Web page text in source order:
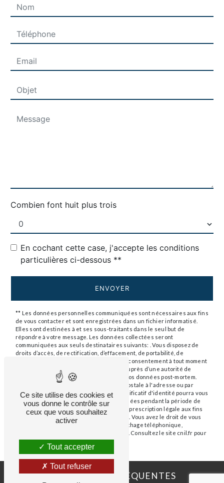
Combien font huit plus trois
En cochant cette case, j'accepte les conditions
particulières ci-dessous **
ENVOYER
** Les données personnelles communiquées sont nécessaires aux fins
de vous contacter et sont enregistrées dans un fichier informatisé.
Elles sont destinées à et ses sous-traitants dans le seul but de
répondre à votre message. Les données collectées seront
communiquées aux seuls destinataires suivants: . Vous disposez de
droits d’accès, de rectification, d’effacement, de portabilité, de
limitation, d’opposition, de retrait de votre consentement à tout moment
et du droit d’introduire une réclamation auprès d’une autorité de
contrôle, ainsi que d’organiser le sort de vos données post-mortem.
Vous pouvez exercer ces droits par voie postale à l'adresse ou par
courrier électronique à l'adresse . Un justificatif d'identité pourra vous
être demandé. Nous conservons vos données pendant la période de
prise de contact puis pendant la durée de prescription légale aux fins
probatoires et de gestion des contentieux. Vous avez le droit de vous
inscrire sur la liste d'opposition au démarchage téléphonique,
. Consultez le site cnil.fr pour
plus d’informations sur vos droits.
RECHERCHES FRÉQUENTES
Ce site utilise des cookies et
vous donne le contrôle sur
ceux que vous souhaitez
activer
Tout accepter
Tout refuser